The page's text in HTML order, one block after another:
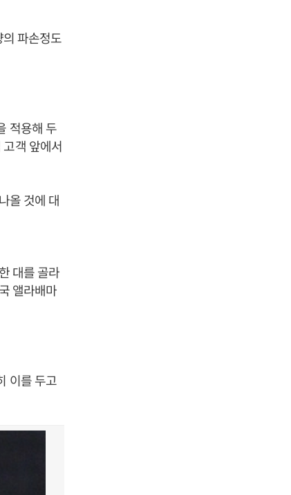
파손정도
적용해 두
객 앞에서
올 것에 대
대를 골라
앨라배마
이를 두고